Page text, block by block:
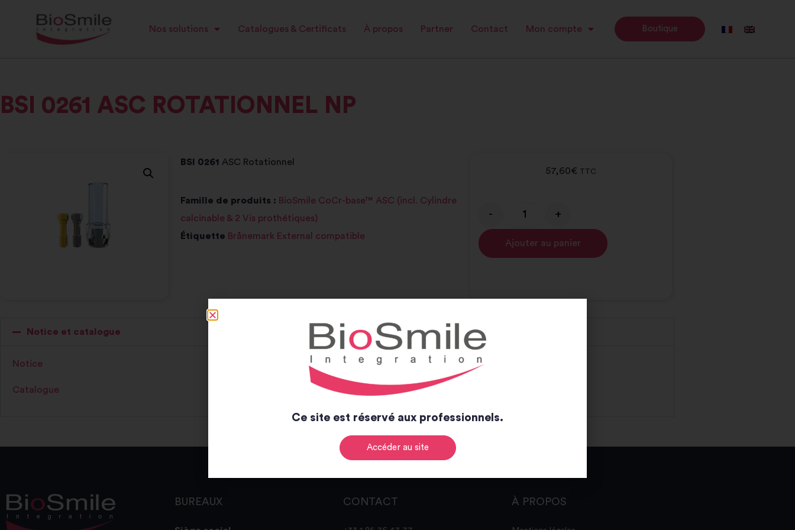
Nos solutions Catalogues & Certificats À propos Partner Contact Mon compte Boutique
BSI 0261 ASC ROTATIONNEL NP
BSI 0261 ASC Rotationnel
Famille de produits : BioSmile CoCr-base™ ASC (incl. Cylindre
calcinable & 2 Vis prothétiques)
Étiquette Brånemark External compatible
57,60€ TTC
- +
Ajouter au panier
Notice et catalogue
Notice
Catalogue
BUREAUX CONTACT À PROPOS
Ce site est réservé aux professionnels.
Accéder au site